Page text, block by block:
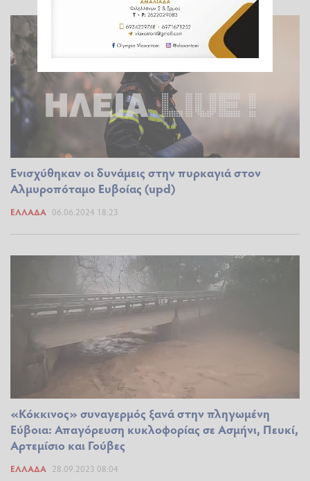
Ενισχύθηκαν οι δυνάμεις στην πυρκαγιά στον
Αλμυροπόταμο Ευβοίας (upd)
ΕΛΛΆΔΑ 06.06.2024 18:23
«Κόκκινος» συναγερμός ξανά στην πληγωμένη
Εύβοια: Απαγόρευση κυκλοφορίας σε Ασμήνι, Πευκί,
Αρτεμίσιο και Γούβες
ΕΛΛΆΔΑ 28.09.2023 08:04